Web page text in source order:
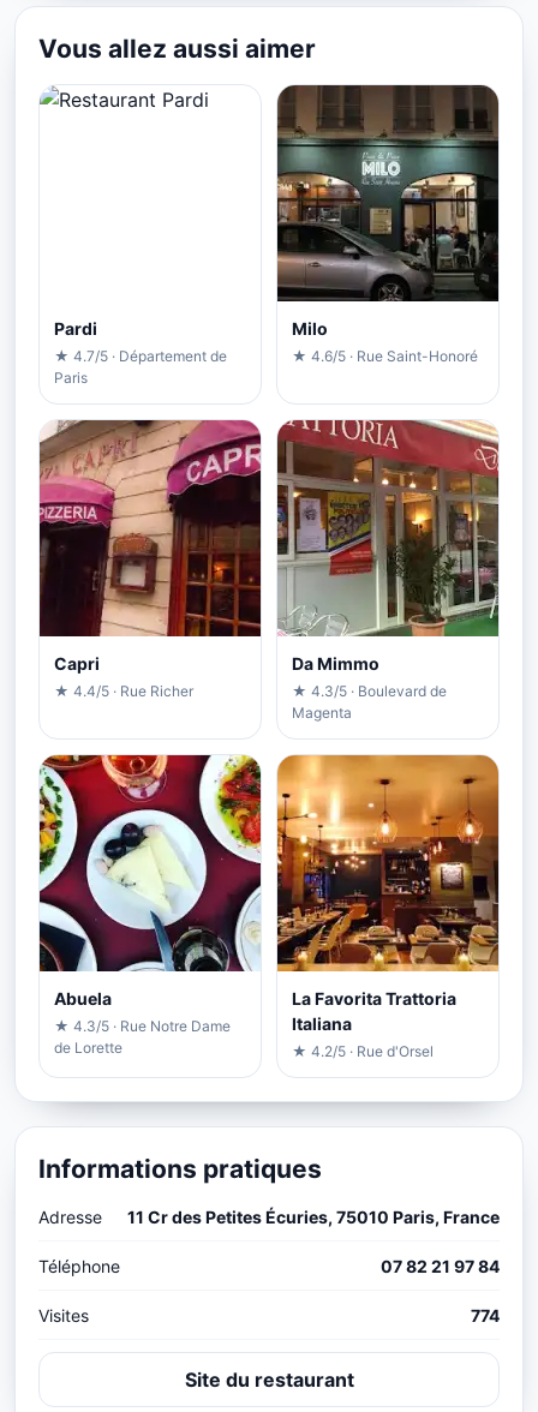
Vous allez aussi aimer
Pardi
★ 4.7/5 · Département de
Paris
Milo
★ 4.6/5 · Rue Saint-Honoré
Capri
★ 4.4/5 · Rue Richer
Da Mimmo
★ 4.3/5 · Boulevard de
Magenta
Abuela
★ 4.3/5 · Rue Notre Dame
de Lorette
La Favorita Trattoria
Italiana
★ 4.2/5 · Rue d'Orsel
Informations pratiques
Adresse 11 Cr des Petites Écuries, 75010 Paris, France
Téléphone 07 82 21 97 84
Visites 774
Site du restaurant